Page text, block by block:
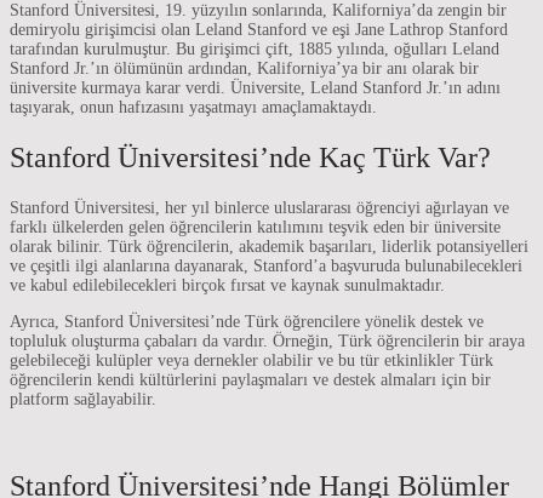
Stanford Üniversitesi, 19. yüzyılın sonlarında, Kaliforniya’da zengin bir
demiryolu girişimcisi olan Leland Stanford ve eşi Jane Lathrop Stanford
tarafından kurulmuştur. Bu girişimci çift, 1885 yılında, oğulları Leland
Stanford Jr.’ın ölümünün ardından, Kaliforniya’ya bir anı olarak bir
üniversite kurmaya karar verdi. Üniversite, Leland Stanford Jr.’ın adını
taşıyarak, onun hafızasını yaşatmayı amaçlamaktaydı.
Stanford Üniversitesi’nde Kaç Türk Var?
Stanford Üniversitesi, her yıl binlerce uluslararası öğrenciyi ağırlayan ve
farklı ülkelerden gelen öğrencilerin katılımını teşvik eden bir üniversite
olarak bilinir. Türk öğrencilerin, akademik başarıları, liderlik potansiyelleri
ve çeşitli ilgi alanlarına dayanarak, Stanford’a başvuruda bulunabilecekleri
ve kabul edilebilecekleri birçok fırsat ve kaynak sunulmaktadır.
Ayrıca, Stanford Üniversitesi’nde Türk öğrencilere yönelik destek ve
topluluk oluşturma çabaları da vardır. Örneğin, Türk öğrencilerin bir araya
gelebileceği kulüpler veya dernekler olabilir ve bu tür etkinlikler Türk
öğrencilerin kendi kültürlerini paylaşmaları ve destek almaları için bir
platform sağlayabilir.
Stanford Üniversitesi’nde Hangi Bölümler